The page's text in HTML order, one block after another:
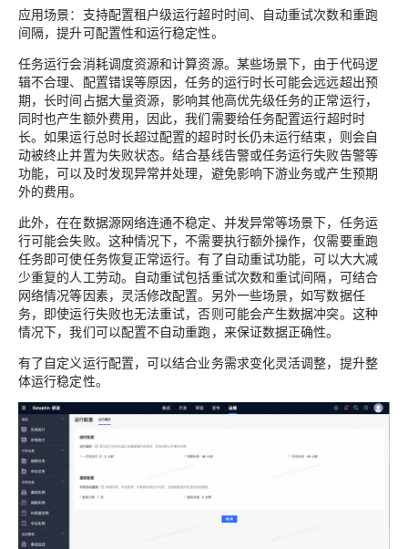
应用场景：支持配置租户级运行超时时间、自动重试次数和重跑
间隔，提升可配置性和运行稳定性。
任务运行会消耗调度资源和计算资源。某些场景下，由于代码逻
辑不合理、配置错误等原因，任务的运行时长可能会远远超出预
期，长时间占据大量资源，影响其他高优先级任务的正常运行，
同时也产生额外费用，因此，我们需要给任务配置运行超时时
长。如果运行总时长超过配置的超时时长仍未运行结束，则会自
动被终止并置为失败状态。结合基线告警或任务运行失败告警等
功能，可以及时发现异常并处理，避免影响下游业务或产生预期
外的费用。
此外，在在数据源网络连通不稳定、并发异常等场景下，任务运
行可能会失败。这种情况下，不需要执行额外操作，仅需要重跑
任务即可使任务恢复正常运行。有了自动重试功能，可以大大减
少重复的人工劳动。自动重试包括重试次数和重试间隔，可结合
网络情况等因素，灵活修改配置。另外一些场景，如写数据任
务，即使运行失败也无法重试，否则可能会产生数据冲突。这种
情况下，我们可以配置不自动重跑，来保证数据正确性。
有了自定义运行配置，可以结合业务需求变化灵活调整，提升整
体运行稳定性。